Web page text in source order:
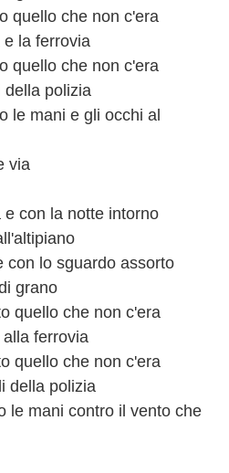
quello che non c'era
e la ferrovia
quello che non c'era
della polizia
le mani e gli occhi al
via
e con la notte intorno
con lo sguardo assorto
grano
quello che non c'era
ferrovia
quello che non c'era
della polizia
le mani contro il vento che